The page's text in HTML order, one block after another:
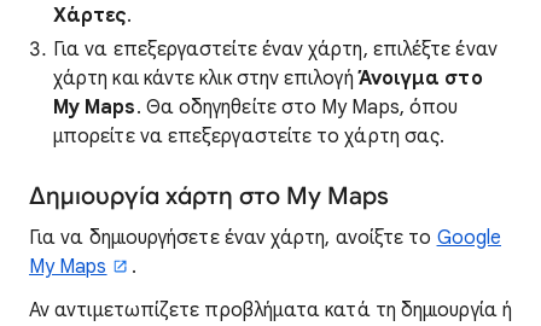
Χάρτες.
Για να επεξεργαστείτε έναν χάρτη, επιλέξτε έναν
χάρτη και κάντε κλικ στην επιλογήΆνοιγμα στο
My Maps. Θα οδηγηθείτε στο My Maps, όπου
μπορείτε να επεξεργαστείτε το χάρτη σας.
Δημιουργία χάρτη στο My Maps
Για να δημιουργήσετε έναν χάρτη, ανοίξτε το Google
My Maps
.
Αν αντιμετωπίζετε προβλήματα κατά τη δημιουργία ή